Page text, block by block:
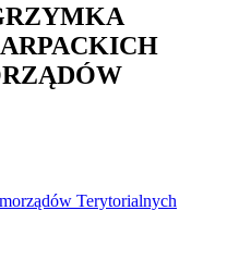
Terytorialnych